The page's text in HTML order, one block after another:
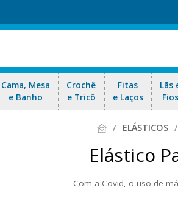
Cama, Mesa
e Banho
Crochê
e Tricô
Fitas
e Laços
Lãs
Fios
ELÁSTICOS
Elástico
Com a Covid, o uso de